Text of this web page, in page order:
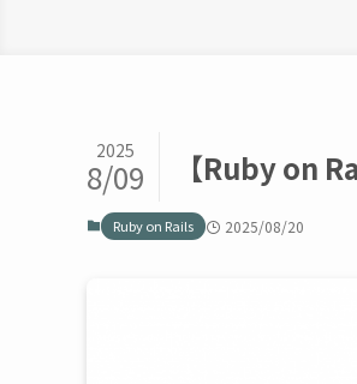
【Ruby on
2025
8/09
Ruby on Rails 2025/08/20